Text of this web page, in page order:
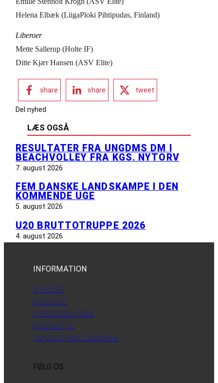
Helena Elbæk (LiigaPloki Pihtipudas, Finland)
Liberoer
Mette Sallerup (Holte IF)
Ditte Kjær Hansen (ASV Elite)
share share tweet
Del nyhed
LÆS OGSÅ
RESULTATER FRA UNGDMS DM I
BEACHVOLLEY FRA KGS. NYTORV
7. august 2026
FEM DANSKE LANDSKAMPE I DEN
KOMMENDE UGE
5. august 2026
U20 BRUTTOTRUPPE 2026
4. august 2026
INFORMATION
NYHEDER
KALENDER
VÆRKTØJSKASSEN
KONTAKT OS
OM VOLLEYBALL DANMARK
FØLG OS